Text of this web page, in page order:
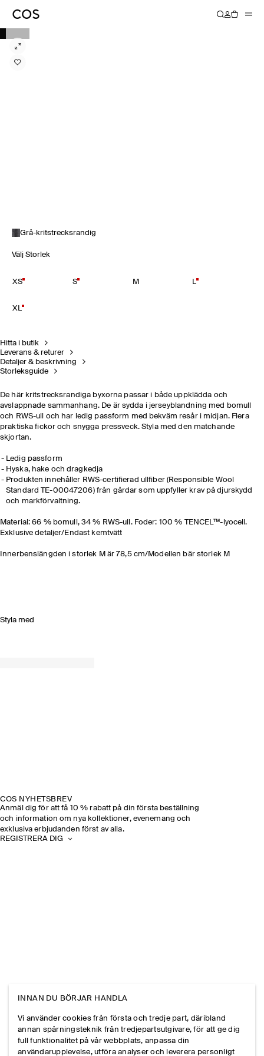
Grå-kritstrecksrandig
Välj Storlek
XS S M L
XL
Hitta i butik
Leverans & returer
Detaljer & beskrivning
Storleksguide
De här kritstrecksrandiga byxorna passar i både uppklädda och
avslappnade sammanhang. De är sydda i jerseyblandning med bomull
och RWS-ull och har ledig passform med bekväm resår i midjan. Flera
praktiska fickor och snygga pressveck. Styla med den matchande
skjortan.
Ledig passform
Hyska, hake och dragkedja
Produkten innehåller RWS-certifierad ullfiber (Responsible Wool
Standard TE-00047206) från gårdar som uppfyller krav på djurskydd
och markförvaltning.
Material: 66 % bomull, 34 % RWS-ull. Foder: 100 % TENCEL™-lyocell.
Exklusive detaljer/Endast kemtvätt
Innerbenslängden i storlek M är 78,5 cm/Modellen bär storlek M
Styla med
COS NYHETSBREV
Anmäl dig för att få 10 % rabatt på din första beställning
och information om nya kollektioner, evenemang och
exklusiva erbjudanden först av alla.
REGISTRERA DIG
INNAN DU BÖRJAR HANDLA
Vi använder cookies från första och tredje part, däribland
annan spårningsteknik från tredjepartsutgivare, för att ge dig
full funktionalitet på vår webbplats, anpassa din
användarupplevelse, utföra analyser och leverera personligt